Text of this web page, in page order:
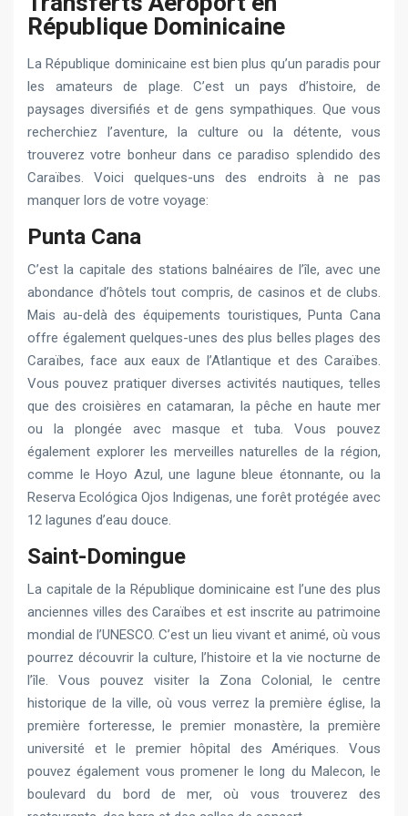
République Dominicaine
La République dominicaine est bien plus qu’un paradis pour
les amateurs de plage. C’est un pays d’histoire, de
paysages diversifiés et de gens sympathiques. Que vous
recherchiez l’aventure, la culture ou la détente, vous
trouverez votre bonheur dans ce paradiso splendido des
Caraïbes. Voici quelques-uns des endroits à ne pas
manquer lors de votre voyage:
Punta Cana
C’est la capitale des stations balnéaires de l’île, avec une
abondance d’hôtels tout compris, de casinos et de clubs.
Mais au-delà des équipements touristiques, Punta Cana
offre également quelques-unes des plus belles plages des
Caraïbes, face aux eaux de l’Atlantique et des Caraïbes.
Vous pouvez pratiquer diverses activités nautiques, telles
que des croisières en catamaran, la pêche en haute mer
ou la plongée avec masque et tuba. Vous pouvez
également explorer les merveilles naturelles de la région,
comme le Hoyo Azul, une lagune bleue étonnante, ou la
Reserva Ecológica Ojos Indigenas, une forêt protégée avec
12 lagunes d’eau douce.
Saint-Domingue
La capitale de la République dominicaine est l’une des plus
anciennes villes des Caraïbes et est inscrite au patrimoine
mondial de l’UNESCO. C’est un lieu vivant et animé, où vous
pourrez découvrir la culture, l’histoire et la vie nocturne de
l’île. Vous pouvez visiter la Zona Colonial, le centre
historique de la ville, où vous verrez la première église, la
première forteresse, le premier monastère, la première
université et le premier hôpital des Amériques. Vous
pouvez également vous promener le long du Malecon, le
boulevard du bord de mer, où vous trouverez des